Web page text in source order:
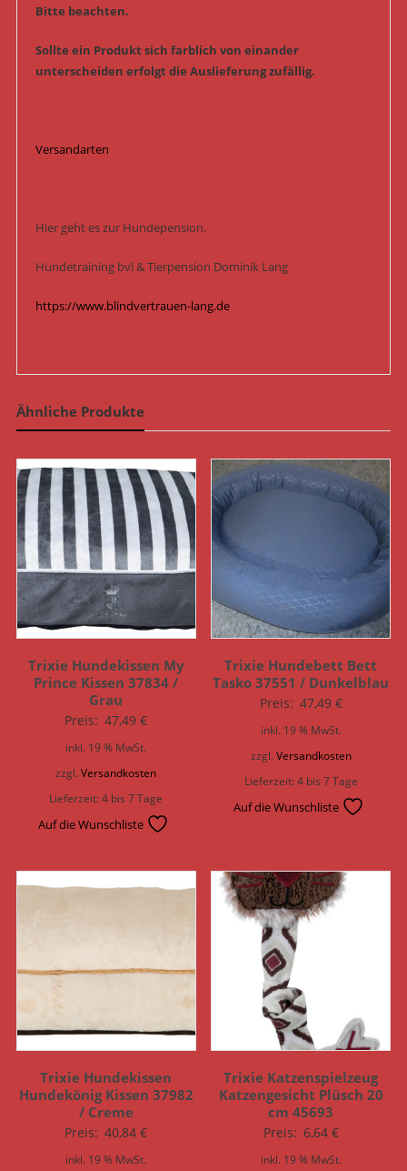
Bitte beachten.
Sollte ein Produkt sich farblich von einander
unterscheiden erfolgt die Auslieferung zufällig.
Versandarten
Hier geht es zur Hundepension.
Hundetraining bvl & Tierpension Dominik Lang
https://www.blindvertrauen-lang.de
Ähnliche Produkte
Trixie Hundekissen My
Prince Kissen 37834 /
Grau
Preis: 47,49€
inkl. 19 % MwSt.
zzgl.Versandkosten
Lieferzeit:4 bis 7 Tage
Auf die Wunschliste
Trixie Hundebett Bett
Tasko 37551 / Dunkelblau
Preis: 47,49 €
inkl. 19 % MwSt.
zzgl. Versandkosten
Lieferzeit:4 bis 7 Tage
Auf die Wunschliste
Trixie Hundekissen
Hundekönig Kissen 37982
/ Creme
Preis: 40,84€
inkl. 19 % MwSt.
Trixie Katzenspielzeug
Katzengesicht Plüsch 20
cm 45693
Preis: 6,64 €
inkl. 19 % MwSt.